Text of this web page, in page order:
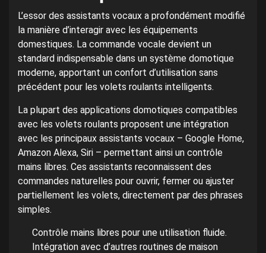
L’essor des assistants vocaux a profondément modifié
la manière d’interagir avec les équipements
domestiques. La commande vocale devient un
standard indispensable dans un système domotique
moderne, apportant un confort d’utilisation sans
précédent pour les volets roulants intelligents.
La plupart des applications domotiques compatibles
avec les volets roulants proposent une intégration
avec les principaux assistants vocaux – Google Home,
Amazon Alexa, Siri – permettant ainsi un contrôle
mains libres. Ces assistants reconnaissent des
commandes naturelles pour ouvrir, fermer ou ajuster
partiellement les volets, directement par des phrases
simples.
Contrôle mains libres pour une utilisation fluide.
Intégration avec d’autres routines de maison